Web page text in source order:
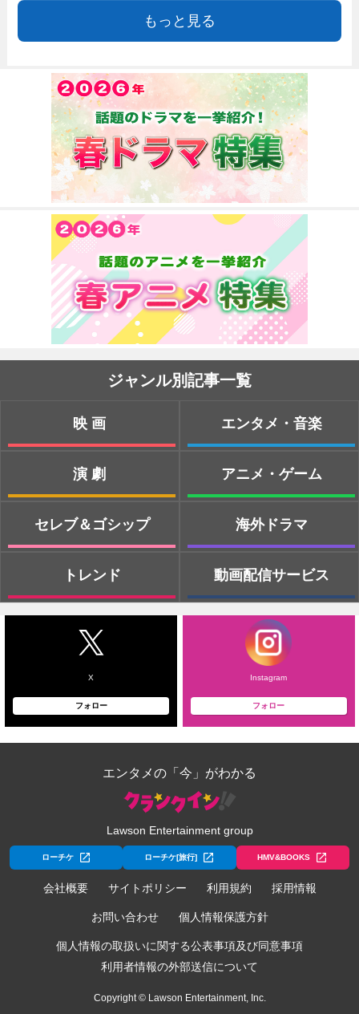
もっと見る
ジャンル別記事一覧
映画
演劇
セレブ＆ゴシップ
トレンド
エンタメ・音楽
アニメ・ゲーム
海外ドラマ
動画配信サービス
X
フォロー
Instagram
フォロー
エンタメの「今」がわかる
Lawson Entertainment group
ローチケ ローチケ[旅行] HMV&BOOKS
会社概要 サイトポリシー 利用規約 採用情報
お問い合わせ 個人情報保護方針
個人情報の取扱いに関する公表事項及び同意事項
利用者情報の外部送信について
Copyright © Lawson Entertainment, Inc.